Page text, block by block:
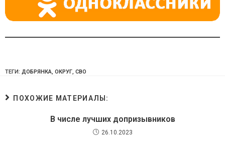
ТЕГИ: ДОБРЯНКА, ОКРУГ, СВО
ПОХОЖИЕ МАТЕРИАЛЫ:
В числе лучших допризывников
26.10.2023